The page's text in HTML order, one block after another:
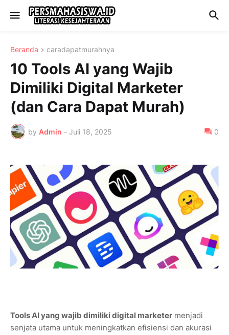
Beranda caradapatmurahnya
10 Tools AI yang Wajib
Dimiliki Digital Marketer
(dan Cara Dapat Murah)
by Admin - Juli 18, 2025 0
Tools AI yang wajib dimiliki digital marketer menjadi
senjata utama untuk meningkatkan efisiensi dan akurasi